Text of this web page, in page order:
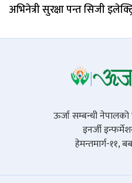
अभिनेत्री सुरक्षा पन्त सिजी
ऊर्जा सम्बन्धी
इनर्जी
हेमन्तमार्ग-११,